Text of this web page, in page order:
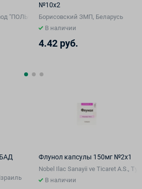
"ПОЛЬФАРМА" АО, Польша
№10х2
Борисовский ЗМП, Беларусь
В наличии
4.42 руб.
Флунол капсулы 150мг №2х1
Nobel Ilac Sanayii ve Ticaret A.S.,
В наличии